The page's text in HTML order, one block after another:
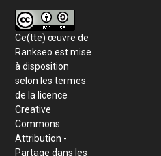
Ce(tte) œuvre de
Rankseo est mise
à disposition
selon les termes
de la licence
Creative
Commons
Attribution -
Partage dans les